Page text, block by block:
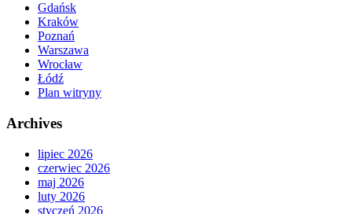
Gdańsk
Kraków
Poznań
Warszawa
Wrocław
Łódź
Plan witryny
Archives
lipiec 2026
czerwiec 2026
maj 2026
luty 2026
styczeń 2026